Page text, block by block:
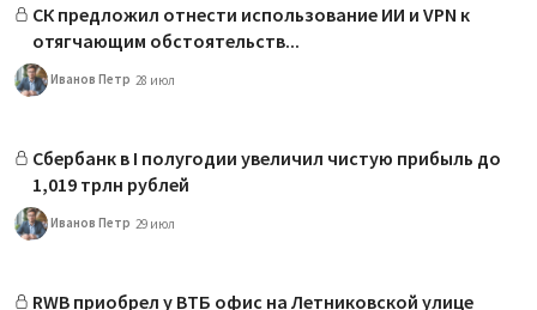
СК предложил отнести использование ИИ и VPN к
отягчающим обстоятельств...
Иванов Петр 28 июл
Сбербанк в I полугодии увеличил чистую прибыль до
1,019 трлн рублей
Иванов Петр 29 июл
RWB приобрел у ВТБ офис на Летниковской улице